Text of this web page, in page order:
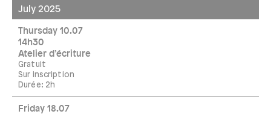
July 2025
Thursday 10.07
14h30
Atelier d’écriture
Gratuit
Sur inscription
Durée: 2h
Friday 18.07